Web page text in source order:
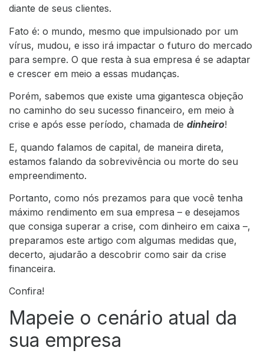
diante de seus clientes.
Fato é: o mundo, mesmo que impulsionado por um
vírus, mudou, e isso irá impactar o futuro do mercado
para sempre. O que resta à sua empresa é se adaptar
e crescer em meio a essas mudanças.
Porém, sabemos que existe uma gigantesca objeção
no caminho do seu sucesso financeiro, em meio à
crise e após esse período, chamada de dinheiro!
E, quando falamos de capital, de maneira direta,
estamos falando da sobrevivência ou morte do seu
empreendimento.
Portanto, como nós prezamos para que você tenha
máximo rendimento em sua empresa – e desejamos
que consiga superar a crise, com dinheiro em caixa –,
preparamos este artigo com algumas medidas que,
decerto, ajudarão a descobrir como sair da crise
financeira.
Confira!
Mapeie o cenário atual da
sua empresa